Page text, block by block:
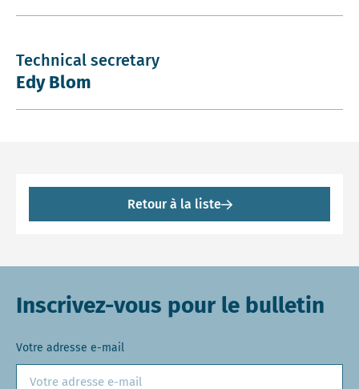
Technical secretary
Edy Blom
Retour à la liste
Inscrivez-vous pour le bulletin
Votre adresse e-mail